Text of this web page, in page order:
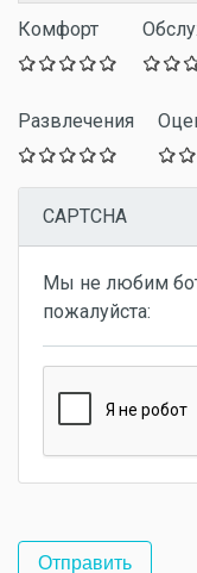
Комфорт
Развлечения
CAPTCHA
Мы не любим
пожалуйста: